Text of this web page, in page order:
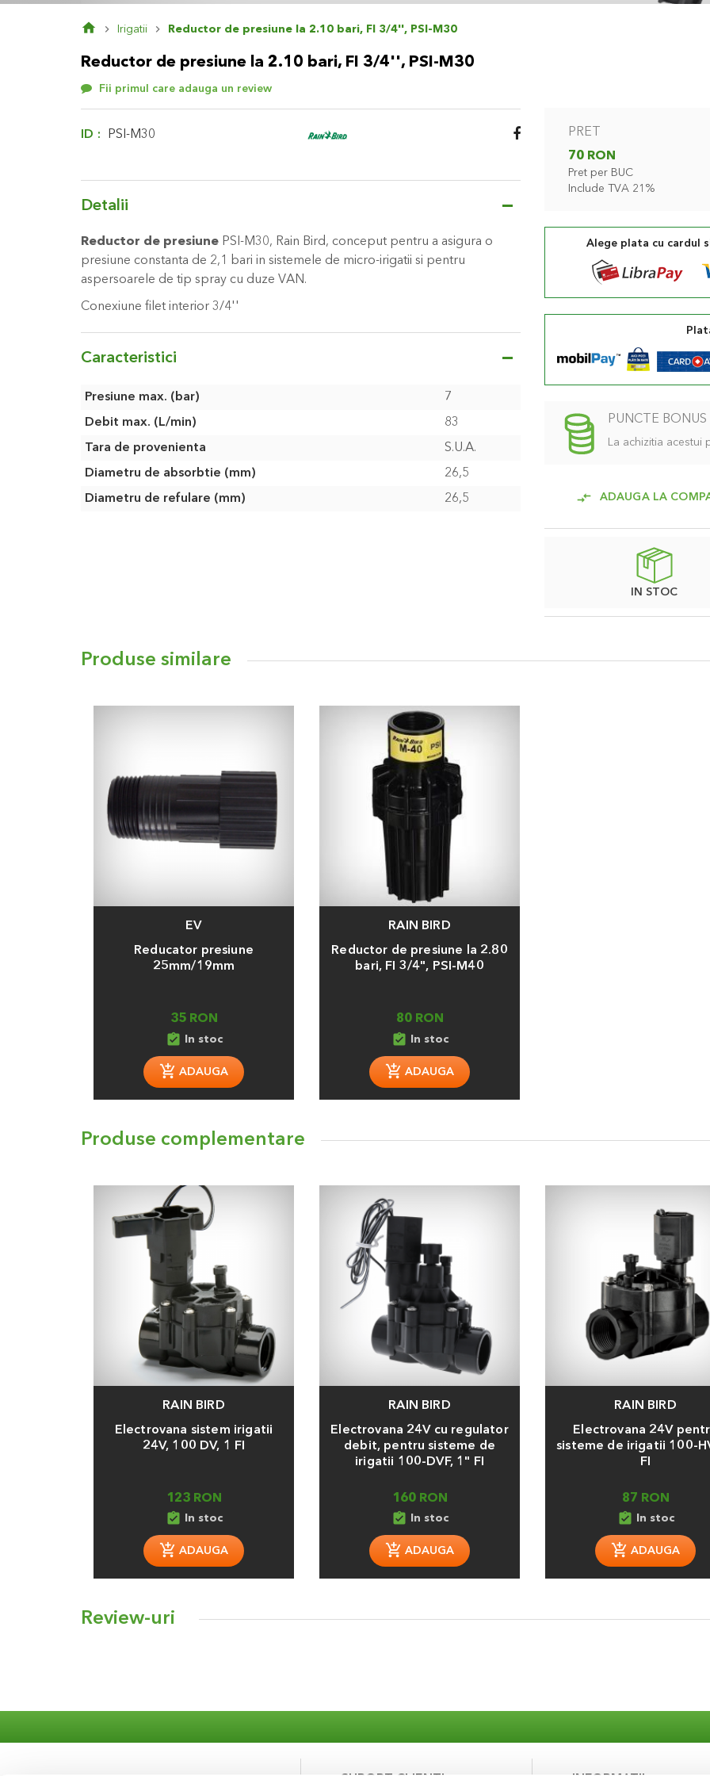
Irigatii Reductor de presiune la 2.10 bari, FI 3/4'', PSI-M30
Reductor de presiune la 2.10 bari, FI 3/4'', PSI-M30
Fii primul care adauga un review
PRET
70 RON
Pret per BUC
Include TVA 21%
Alege plata cu cardul
PUNCTE BONUS
La achizitia acestui
ADAUGA LA
IN STOC
ID PSI-M30
Detalii
Reductor de presiune PSI-M30, Rain Bird, conceput pentru a asigura o
presiune constanta de 2,1 bari in sistemele de micro-irigatii si pentru
aspersoarele de tip spray cu duze VAN.
Conexiune filet interior 3/4''
Caracteristici
Caracteristici
Presiune max. (bar)
7
Debit max. (L/min)
83
Tara de provenienta
S.U.A.
Diametru de absorbtie (mm)
26,5
Diametru de refulare (mm)
26,5
Produse similare
EV
Reducator presiune
25mm/19mm
35 RON
assignment_turned_in In stoc
ADAUGA
RAIN BIRD
Reductor de presiune la 2.80
bari, FI 3/4", PSI-M40
80 RON
assignment_turned_in In stoc
ADAUGA
Produse complementare
RAIN BIRD
Electrovana sistem irigatii
24V, 100 DV, 1 FI
123 RON
assignment_turned_in In stoc
ADAUGA
RAIN BIRD
Electrovana 24V cu regulator
debit, pentru sisteme de
irigatii 100-DVF, 1" FI
160 RON
assignment_turned_in In stoc
ADAUGA
RAIN BIRD
Electrovana 24V
sisteme de irigatii 100-
FI
87 RON
assignment_turned_in In stoc
ADAUGA
Review-uri